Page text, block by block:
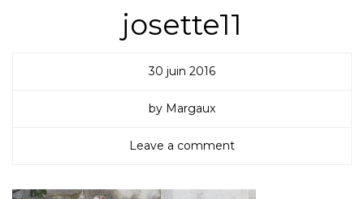
josette11
30 juin 2016
by Margaux
Leave a comment